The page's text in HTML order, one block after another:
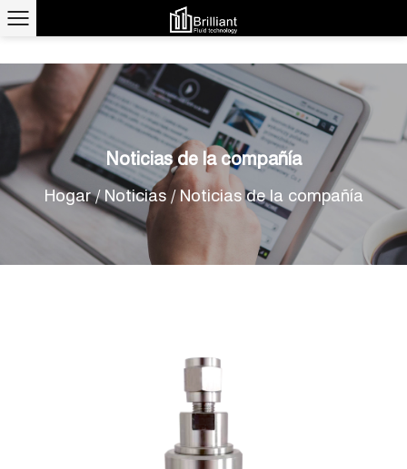
Noticias de la compañía
Hogar/Noticias/Noticias de la compañía